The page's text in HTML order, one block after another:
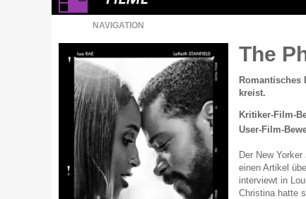
NAVIGATION
The
Romantisches
kreist.
Kritiker-Film-
User-Film-
Der New
einen Artikel
interviewt in
Christina hatte